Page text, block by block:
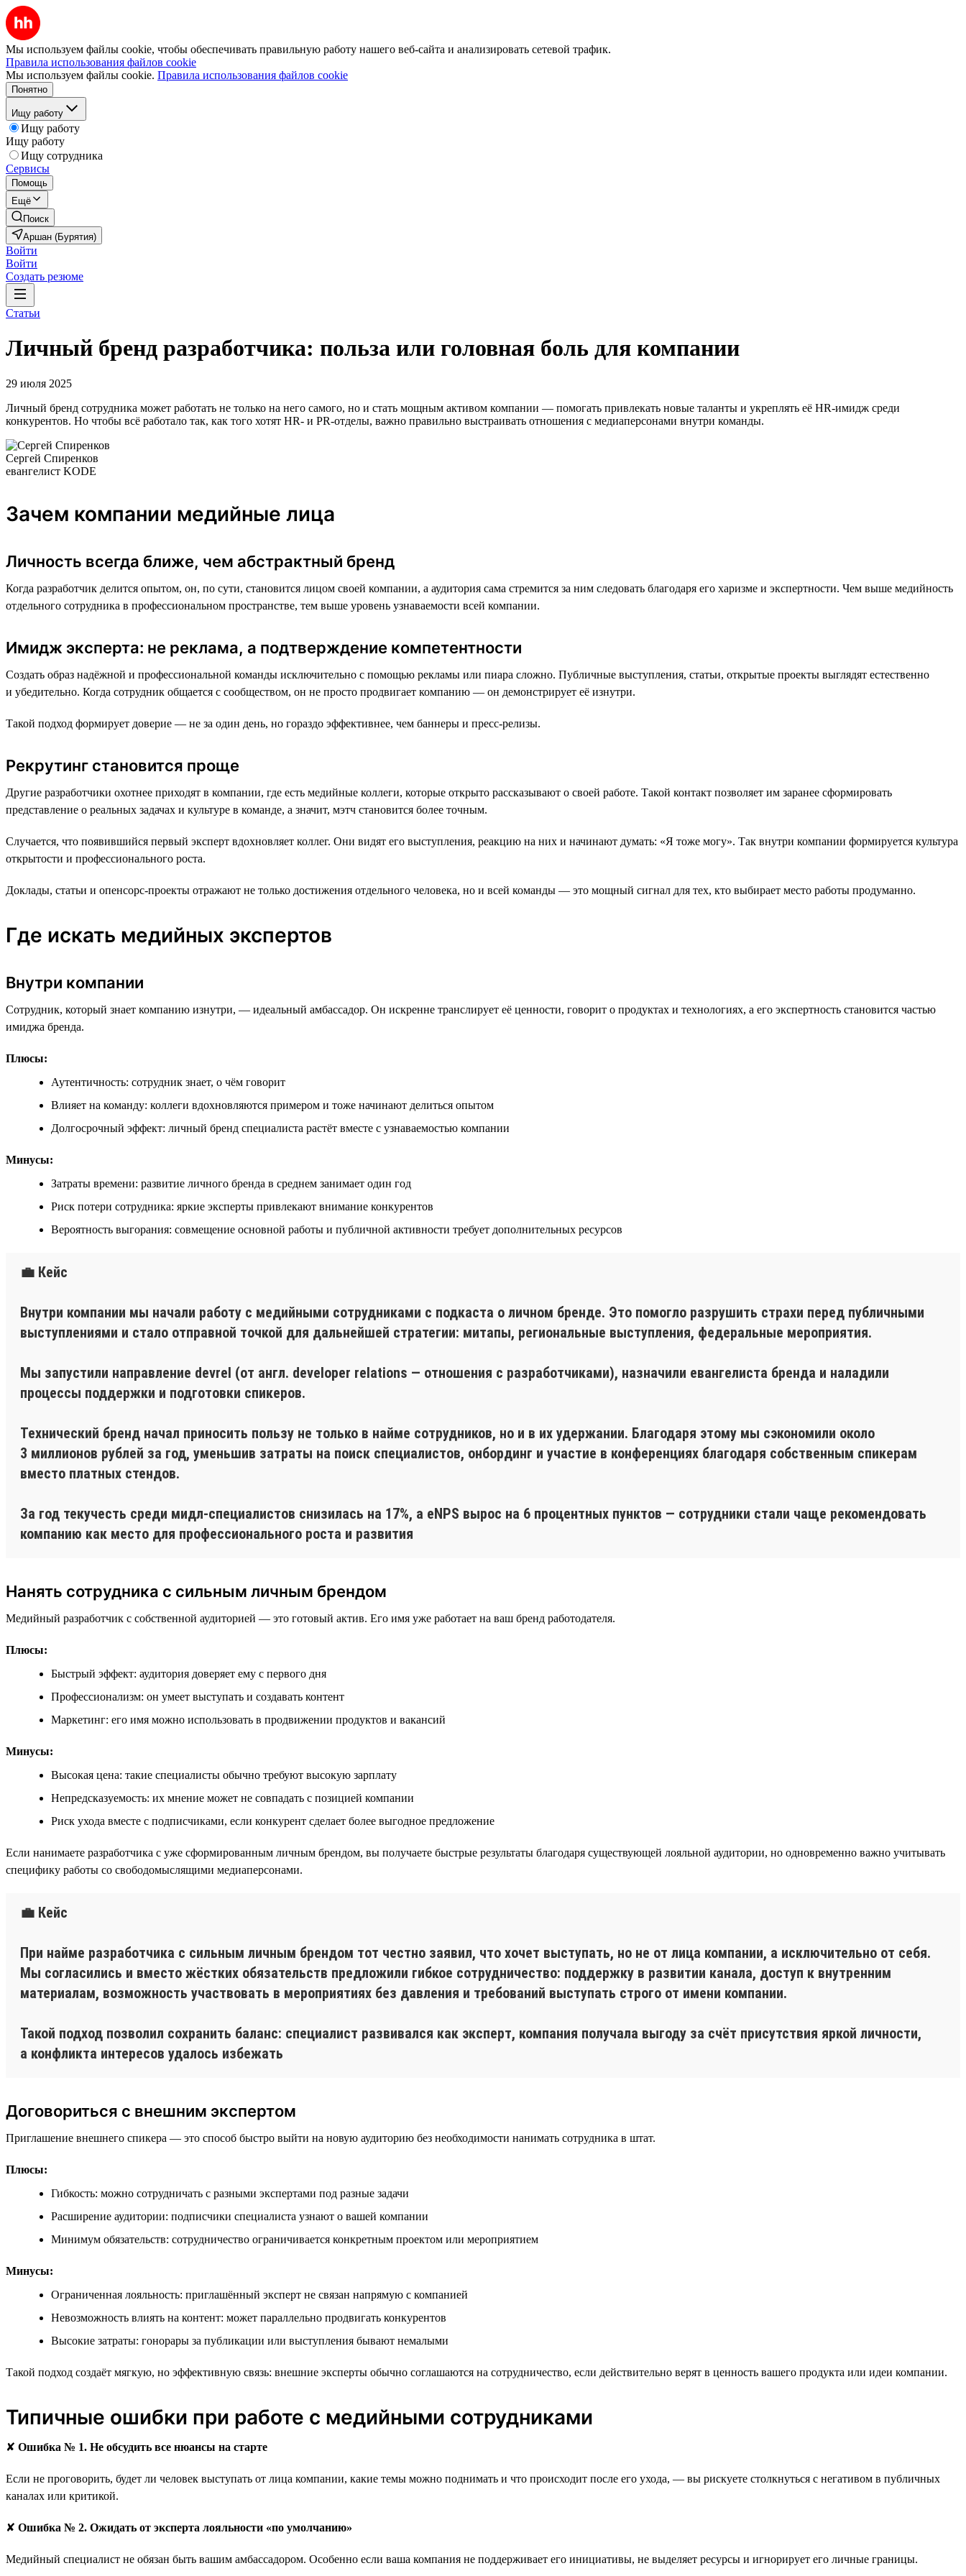
Мы используем файлы cookie, чтобы обеспечивать правильную работу нашего веб-сайта и анализировать сетевой трафик.
Правила использования файлов cookie
Мы используем файлы cookie. Правила использования файлов cookie
Понятно
Ищу работу
Ищу работу
Ищу работу
Ищу сотрудника
Сервисы
Помощь
Ещё
Поиск
Аршан (Бурятия)
Войти
Войти
Создать резюме
Статьи
Личный бренд разработчика: польза или головная боль для компании
29 июля 2025
Личный бренд сотрудника может работать не только на него самого, но и стать мощным активом компании — помогать привлекать новые таланты и укреплять её HR-имидж среди
конкурентов. Но чтобы всё работало так, как того хотят HR- и PR-отделы, важно правильно выстраивать отношения с медиаперсонами внутри команды.
Сергей Спиренков
евангелист KODE
Зачем компании медийные лица
Личность всегда ближе, чем абстрактный бренд
Когда разработчик делится опытом, он, по сути, становится лицом своей компании, а аудитория сама стремится за ним следовать благодаря его харизме и экспертности. Чем выше медийность
отдельного сотрудника в профессиональном пространстве, тем выше уровень узнаваемости всей компании.
Имидж эксперта: не реклама, а подтверждение компетентности
Создать образ надёжной и профессиональной команды исключительно с помощью рекламы или пиара сложно. Публичные выступления, статьи, открытые проекты выглядят естественно
и убедительно. Когда сотрудник общается с сообществом, он не просто продвигает компанию — он демонстрирует её изнутри.
Такой подход формирует доверие — не за один день, но гораздо эффективнее, чем баннеры и пресс-релизы.
Рекрутинг становится проще
Другие разработчики охотнее приходят в компании, где есть медийные коллеги, которые открыто рассказывают о своей работе. Такой контакт позволяет им заранее сформировать
представление о реальных задачах и культуре в команде, а значит, мэтч становится более точным.
Случается, что появившийся первый эксперт вдохновляет коллег. Они видят его выступления, реакцию на них и начинают думать: «Я тоже могу». Так внутри компании формируется культура
открытости и профессионального роста.
Доклады, статьи и опенсорс-проекты отражают не только достижения отдельного человека, но и всей команды — это мощный сигнал для тех, кто выбирает место работы продуманно.
Где искать медийных экспертов
Внутри компании
Сотрудник, который знает компанию изнутри, — идеальный амбассадор. Он искренне транслирует её ценности, говорит о продуктах и технологиях, а его экспертность становится частью
имиджа бренда.
Плюсы:
Аутентичность: сотрудник знает, о чём говорит
Влияет на команду: коллеги вдохновляются примером и тоже начинают делиться опытом
Долгосрочный эффект: личный бренд специалиста растёт вместе с узнаваемостью компании
Минусы:
Затраты времени: развитие личного бренда в среднем занимает один год
Риск потери сотрудника: яркие эксперты привлекают внимание конкурентов
Вероятность выгорания: совмещение основной работы и публичной активности требует дополнительных ресурсов
💼 Кейс
Внутри компании мы начали работу с медийными сотрудниками с подкаста о личном бренде. Это помогло разрушить страхи перед публичными
выступлениями и стало отправной точкой для дальнейшей стратегии: митапы, региональные выступления, федеральные мероприятия.
Мы запустили направление devrel (от англ. developer relations — отношения с разработчиками), назначили евангелиста бренда и наладили
процессы поддержки и подготовки спикеров.
Технический бренд начал приносить пользу не только в найме сотрудников, но и в их удержании. Благодаря этому мы сэкономили около
3 миллионов рублей за год, уменьшив затраты на поиск специалистов, онбординг и участие в конференциях благодаря собственным спикерам
вместо платных стендов.
За год текучесть среди мидл-специалистов снизилась на 17%, а eNPS вырос на 6 процентных пунктов — сотрудники стали чаще рекомендовать
компанию как место для профессионального роста и развития
Нанять сотрудника с сильным личным брендом
Медийный разработчик с собственной аудиторией — это готовый актив. Его имя уже работает на ваш бренд работодателя.
Плюсы:
Быстрый эффект: аудитория доверяет ему с первого дня
Профессионализм: он умеет выступать и создавать контент
Маркетинг: его имя можно использовать в продвижении продуктов и вакансий
Минусы:
Высокая цена: такие специалисты обычно требуют высокую зарплату
Непредсказуемость: их мнение может не совпадать с позицией компании
Риск ухода вместе с подписчиками, если конкурент сделает более выгодное предложение
Если нанимаете разработчика с уже сформированным личным брендом, вы получаете быстрые результаты благодаря существующей лояльной аудитории, но одновременно важно учитывать
специфику работы со свободомыслящими медиаперсонами.
💼 Кейс
При найме разработчика с сильным личным брендом тот честно заявил, что хочет выступать, но не от лица компании, а исключительно от себя.
Мы согласились и вместо жёстких обязательств предложили гибкое сотрудничество: поддержку в развитии канала, доступ к внутренним
материалам, возможность участвовать в мероприятиях без давления и требований выступать строго от имени компании.
Такой подход позволил сохранить баланс: специалист развивался как эксперт, компания получала выгоду за счёт присутствия яркой личности,
а конфликта интересов удалось избежать
Договориться с внешним экспертом
Приглашение внешнего спикера — это способ быстро выйти на новую аудиторию без необходимости нанимать сотрудника в штат.
Плюсы:
Гибкость: можно сотрудничать с разными экспертами под разные задачи
Расширение аудитории: подписчики специалиста узнают о вашей компании
Минимум обязательств: сотрудничество ограничивается конкретным проектом или мероприятием
Минусы:
Ограниченная лояльность: приглашённый эксперт не связан напрямую с компанией
Невозможность влиять на контент: может параллельно продвигать конкурентов
Высокие затраты: гонорары за публикации или выступления бывают немалыми
Такой подход создаёт мягкую, но эффективную связь: внешние эксперты обычно соглашаются на сотрудничество, если действительно верят в ценность вашего продукта или идеи компании.
Типичные ошибки при работе с медийными сотрудниками
✘ Ошибка № 1. Не обсудить все нюансы на старте
Если не проговорить, будет ли человек выступать от лица компании, какие темы можно поднимать и что происходит после его ухода, — вы рискуете столкнуться с негативом в публичных
каналах или критикой.
✘ Ошибка № 2. Ожидать от эксперта лояльности «по умолчанию»
Медийный специалист не обязан быть вашим амбассадором. Особенно если ваша компания не поддерживает его инициативы, не выделяет ресурсы и игнорирует его личные границы.